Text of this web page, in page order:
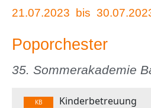
21.07.2023 bis
Poporchester
35. Sommerakademie
KB Kinderbetreuung